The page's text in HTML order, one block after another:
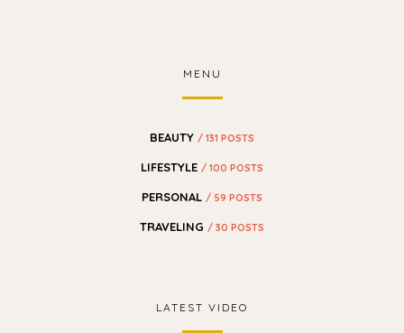
MENU
BEAUTY / 131 POSTS
LIFESTYLE / 100 POSTS
PERSONAL / 59 POSTS
TRAVELING / 30 POSTS
LATEST VIDEO